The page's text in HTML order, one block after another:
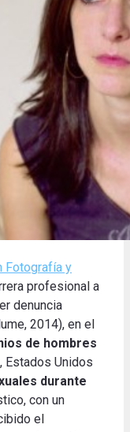
Fotografía y
profesional a
denuncia
2014), en el
de hombres
Estados Unidos
durante
con un
el